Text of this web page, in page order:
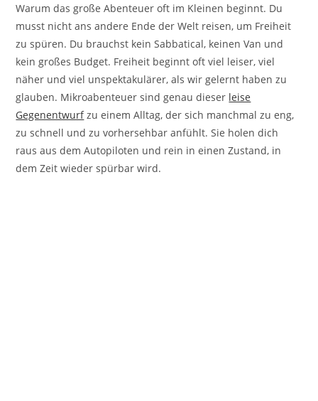
Warum das große Abenteuer oft im Kleinen beginnt. Du
musst nicht ans andere Ende der Welt reisen, um Freiheit
zu spüren. Du brauchst kein Sabbatical, keinen Van und
kein großes Budget. Freiheit beginnt oft viel leiser, viel
näher und viel unspektakulärer, als wir gelernt haben zu
glauben. Mikroabenteuer sind genau dieser leise
Gegenentwurfzu einem Alltag, der sich manchmal zu eng,
zu schnell und zu vorhersehbar anfühlt. Sie holen dich
raus aus dem Autopiloten und rein in einen Zustand, in
dem Zeit wieder spürbar wird.